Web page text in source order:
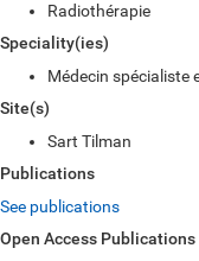
Radiothérapie
Speciality(ies)
Médecin spécialiste
Site(s)
Sart Tilman
Publications
See publications
Open Access Publications